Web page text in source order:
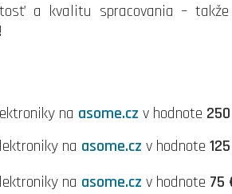
a kvalitu spracovania –
na asome.cz v hodnote
na asome.cz v hodnote
na asome.cz v hodnote 75